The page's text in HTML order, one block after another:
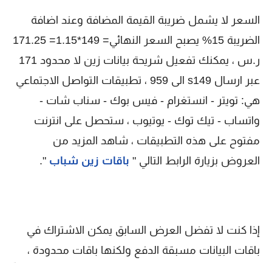
السعر لا يشمل ضريبة القيمة المضافة وعند اضافة
الضريبة 15% يصبح السعر النهائي= 149*1.15= 171.25
ر.س ، يمكنك تفعيل شريحة بيانات زين لا محدود 171
عبر ارسال s149 الى 959 ، تطبيقات التواصل الاجتماعي
هي: تويتر - انستغرام - فيس بوك - سناب شات -
واتساب - تيك توك - يوتيوب ، ستحصل على انترنت
مفتوح على هذه التطبيقات ، شاهد المزيد من
العروض بزيارة الرابط التالي " باقات زين شباب ".
إذا كنت لا تفضل العرض السابق يمكن الاشتراك في
باقات البيانات مسبقة الدفع ولكنها باقات محدودة ،